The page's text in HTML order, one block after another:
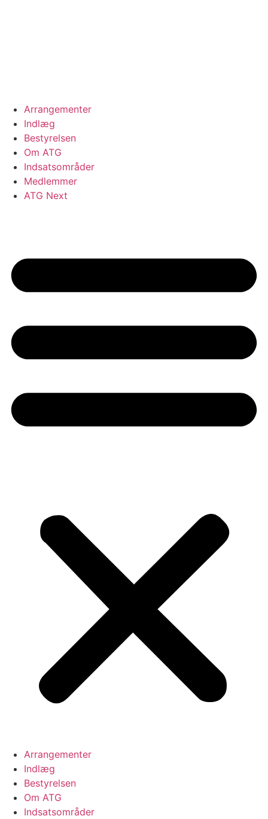
Arrangementer
Indlæg
Bestyrelsen
Om ATG
Indsatsområder
Medlemmer
ATG Next
Arrangementer
Indlæg
Bestyrelsen
Om ATG
Indsatsområder